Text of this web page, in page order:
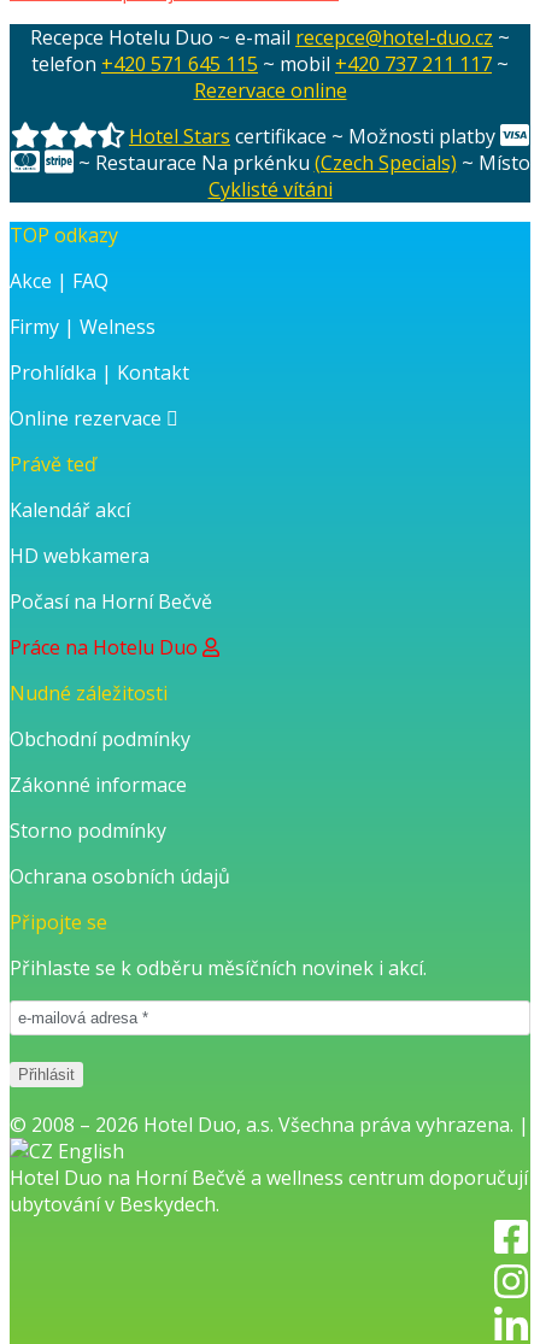
pro
příspěvek
Recepce Hotelu Duo ~ e-mail recepce@hotel-duo.cz ~
telefon +420 571 645 115 ~ mobil +420 737 211 117 ~
Rezervace online
Hotel Stars certifikace ~ Možnosti platby
~ Restaurace Na prkénku (Czech Specials) ~ Místo
Cyklisté vítáni
TOP odkazy
Akce | FAQ
Firmy | Welness
Prohlídka | Kontakt
Online rezervace
Právě teď
Kalendář akcí
HD webkamera
Počasí na Horní Bečvě
Práce na Hotelu Duo
Nudné záležitosti
Obchodní podmínky
Zákonné informace
Storno podmínky
Ochrana osobních údajů
Připojte se
Přihlaste se k odběru měsíčních novinek i akcí.
© 2008 – 2026 Hotel Duo, a.s. Všechna práva vyhrazena. |
English
Hotel Duo na Horní Bečvěa wellness centrum doporučují
ubytování v Beskydech.